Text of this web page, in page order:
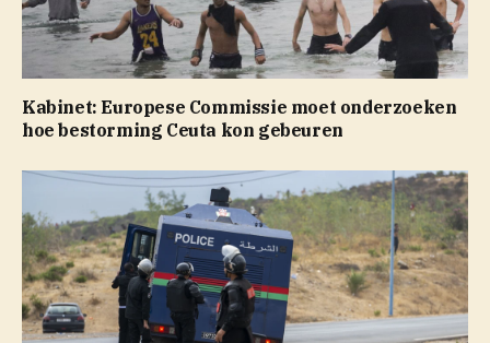
Kabinet: Europese Commissie moet onderzoeken
hoe bestorming Ceuta kon gebeuren